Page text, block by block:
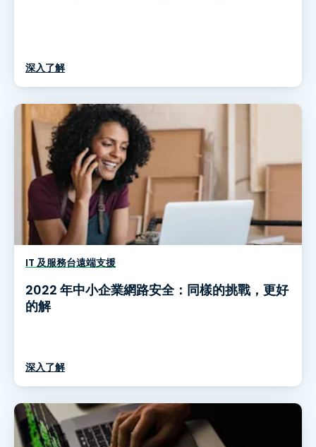
深入了解
IT 及服務台遠端支援
2022 年中小企業網路安全：同樣的挑戰，更好
的解
深入了解